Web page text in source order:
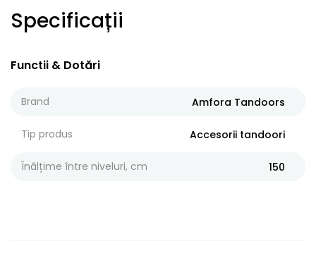
Specificații
Functii & Dotări
Brand Amfora Tandoors
Tip produs Accesorii tandoori
Înălțime între niveluri, cm 150